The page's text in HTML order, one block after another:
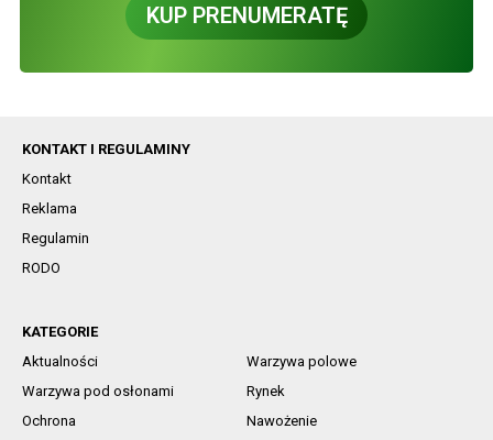
KUP PRENUMERATĘ
KONTAKT I REGULAMINY
Kontakt
Reklama
Regulamin
RODO
KATEGORIE
Aktualności
Warzywa polowe
Warzywa pod osłonami
Rynek
Ochrona
Nawożenie